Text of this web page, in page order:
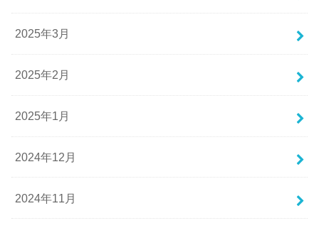
2025年3月
2025年2月
2025年1月
2024年12月
2024年11月